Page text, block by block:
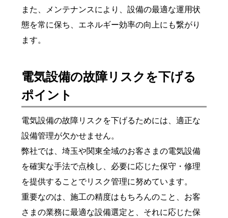
また、メンテナンスにより、設備の最適な運用状
態を常に保ち、エネルギー効率の向上にも繋がり
ます。
電気設備の故障リスクを下げる
ポイント
電気設備の故障リスクを下げるためには、適正な
設備管理が欠かせません。
弊社では、埼玉や関東全域のお客さまの電気設備
を確実な手法で点検し、必要に応じた保守・修理
を提供することでリスク管理に努めています。
重要なのは、施工の精度はもちろんのこと、お客
さまの業務に最適な設備選定と、それに応じた保